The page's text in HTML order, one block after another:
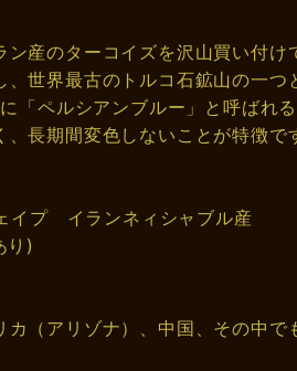
産のターコイズを沢山買い付け
世界最古のトルコ石鉱山の一つ
「ペルシアンブルー」と呼ばれ
長期間変色しないことが特徴で
イプ イランネィシャブル産
り)
カ（アリゾナ）、中国、その中